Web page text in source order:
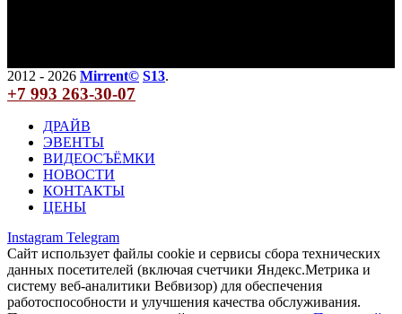
2012 - 2026 Mirrent© S13.
+7 993 263-30-07
ДРАЙВ
ЭВЕНТЫ
ВИДЕОСЪЁМКИ
НОВОСТИ
КОНТАКТЫ
ЦЕНЫ
Instagram Telegram
Сайт использует файлы cookie и сервисы сбора технических
данных посетителей (включая счетчики Яндекс.Метрика и
систему веб-аналитики Вебвизор) для обеспечения
работоспособности и улучшения качества обслуживания.